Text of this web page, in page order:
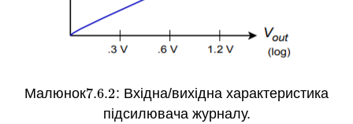
Малюнок7.6.2
7.6.2: Вхідна/вихідна характеристика
підсилювача журналу.